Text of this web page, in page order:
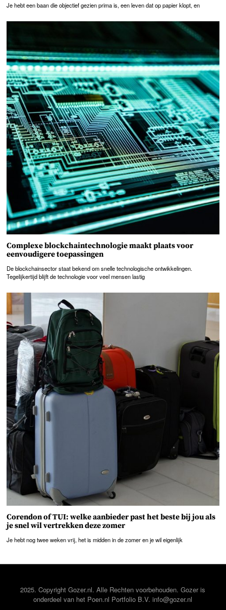
Je hebt een baan die objectief gezien prima is, een leven dat op papier klopt, en
Complexe blockchaintechnologie maakt plaats voor
eenvoudigere toepassingen
De blockchainsector staat bekend om snelle technologische ontwikkelingen.
Tegelijkertijd blijft de technologie voor veel mensen lastig
Corendon of TUI: welke aanbieder past het beste bij jou als
je snel wil vertrekken deze zomer
Je hebt nog twee weken vrij, het is midden in de zomer en je wil eigenlijk
2025. Copyright Gozer.nl. Alle Rechten voorbehouden. Gozer is
onderdeel van het Poen.nl Portfolio B.V. info@gozer.nl